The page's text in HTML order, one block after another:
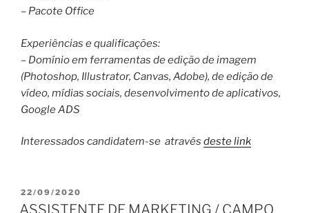
– Pacote Office
Experiências e qualificações:
– Domínio em ferramentas de edição de imagem
(Photoshop, Illustrator, Canvas, Adobe), de edição de
vídeo, mídias sociais, desenvolvimento de aplicativos,
Google ADS
Interessados candidatem-se através deste link
PUBLICADO
EM
22/09/2020